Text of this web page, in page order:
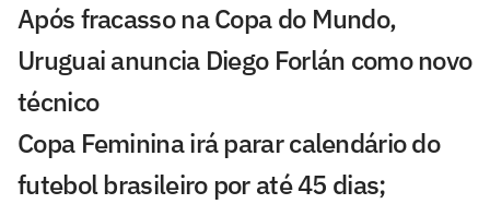
Após fracasso na Copa do Mundo,
Uruguai anuncia Diego Forlán como novo
técnico
Copa Feminina irá parar calendário do
futebol brasileiro por até 45 dias;